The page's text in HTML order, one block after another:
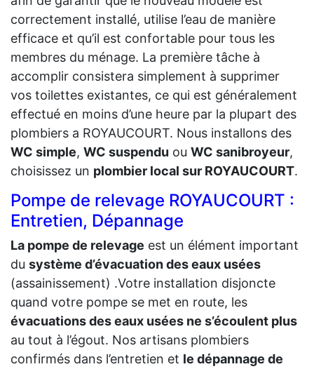
correctement installé, utilise l’eau de manière
efficace et qu’il est confortable pour tous les
membres du ménage. La première tâche à
accomplir consistera simplement à supprimer
vos toilettes existantes, ce qui est généralement
effectué en moins d’une heure par la plupart des
plombiers a ROYAUCOURT. Nous installons des
WC simple, WC suspendu ou WC sanibroyeur,
choisissez un plombier local sur ROYAUCOURT.
Pompe de relevage ROYAUCOURT :
Entretien, Dépannage
La pompe de relevage est un élément important
du système d’évacuation des eaux usées
(assainissement) .Votre installation disjoncte
quand votre pompe se met en route, les
évacuations des eaux usées ne s’écoulent plus
au tout à l’égout. Nos artisans plombiers
confirmés dans l’entretien et le dépannage de